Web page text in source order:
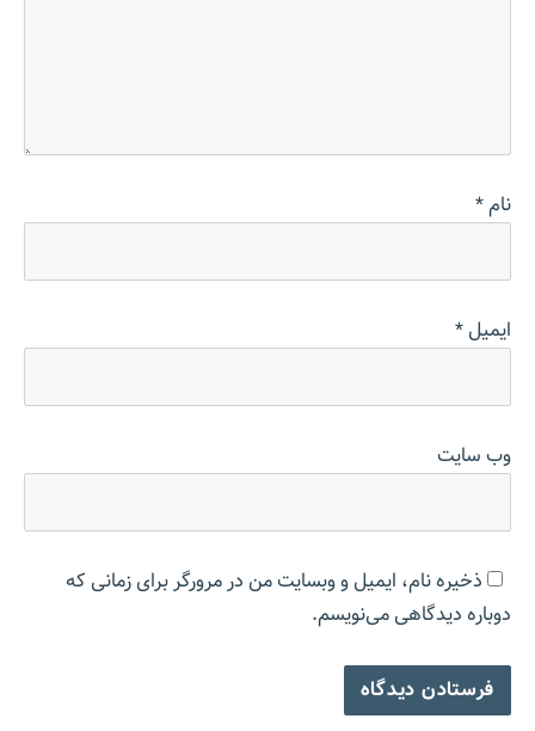
نام*
ایمیل*
وب‌ سایت
ذخیره نام، ایمیل و وبسایت من در مرورگر برای زمانی که
دوباره دیدگاهی می‌نویسم.